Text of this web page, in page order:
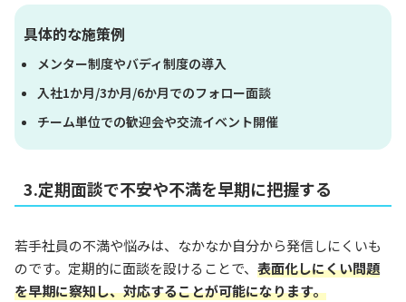
具体的な施策例
メンター制度やバディ制度の導入
入社1か月/3か月/6か月でのフォロー面談
チーム単位での歓迎会や交流イベント開催
3.定期面談で不安や不満を早期に把握する
若手社員の不満や悩みは、なかなか自分から発信しにくいも
のです。定期的に面談を設けることで、 表面化しにくい問題
を早期に察知し、対応することが可能になります。